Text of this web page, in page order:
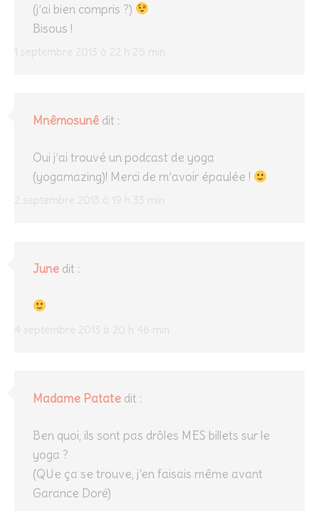
1 septembre 2013 à 22 h 25 min
(j’ai bien compris ?)
Bisous !
Mnêmosunê dit :
2 septembre 2013 à 19 h 33 min
Oui j’ai trouvé un podcast de yoga
(yogamazing)! Merci de m’avoir épaulée !
June dit :
4 septembre 2013 à 20 h 46 min
Madame Patate dit :
Ben quoi, ils sont pas drôles MES billets sur le
yoga ?
(QUe ça se trouve, j’en faisais même avant
Garance Doré)